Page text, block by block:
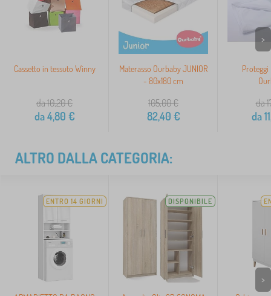
Cassetto in tessuto Winny
da 10,20€
da4,80 €
Materasso Ourbaby JUNIOR
- 80x180 cm
105,00€
82,40 €
Proteggi
da
da
>
ALTRO DALLA CATEGORIA:
ENTRO 14 GIORNI DISPONIBILE
>